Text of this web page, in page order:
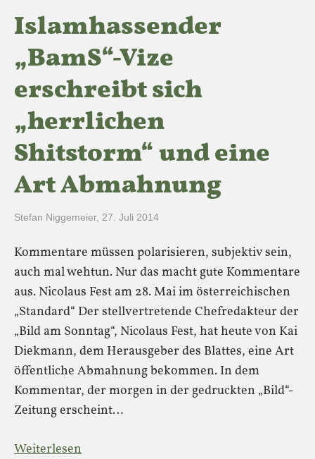
Islamhassender
„BamS“-Vize
erschreibt sich
„herrlichen
Shitstorm“ und eine
Art Abmahnung
Stefan Niggemeier, 27. Juli 2014
Kommentare müssen polarisieren, subjektiv sein,
auch mal wehtun. Nur das macht gute Kommentare
aus. Nicolaus Fest am 28. Mai im österreichischen
„Standard“ Der stellvertretende Chefredakteur der
„Bild am Sonntag“, Nicolaus Fest, hat heute von Kai
Diekmann, dem Herausgeber des Blattes, eine Art
öffentliche Abmahnung bekommen. In dem
Kommentar, der morgen in der gedruckten „Bild“-
Zeitung erscheint…
Weiterlesen